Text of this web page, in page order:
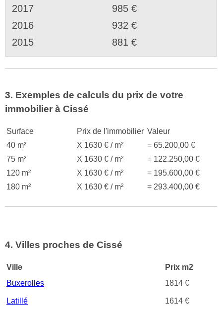
2017
985 €
2016
932 €
2015
881 €
3. Exemples de calculs du prix de votre
immobilier à Cissé
Surface Prix de l'immobilier Valeur
40 m²
X 1630 € / m²
= 65.200,00 €
75 m²
X 1630 € / m²
= 122.250,00 €
120 m²
X 1630 € / m²
= 195.600,00 €
180 m²
X 1630 € / m² = 293.400,00 €
4. Villes proches de Cissé
Ville
Prix m2
Buxerolles
1814 €
Latillé 1614 €